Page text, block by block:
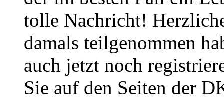
tolle Nachricht!
damals teilgenommen
auch jetzt noch
Sie auf den Seiten der